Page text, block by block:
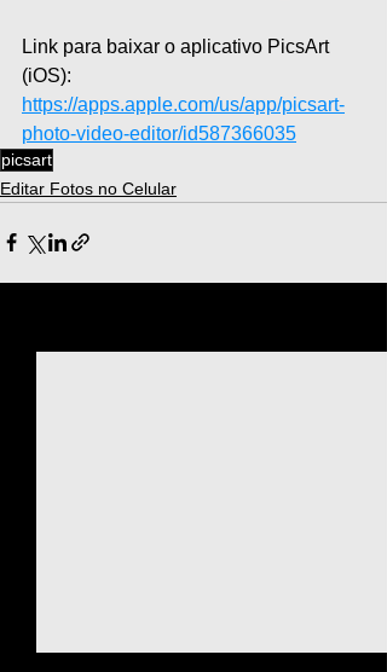
Link para baixar o aplicativo PicsArt
(iOS):
https://apps.apple.com/us/app/picsart-
photo-video-editor/id587366035
picsart
Editar Fotos no Celular